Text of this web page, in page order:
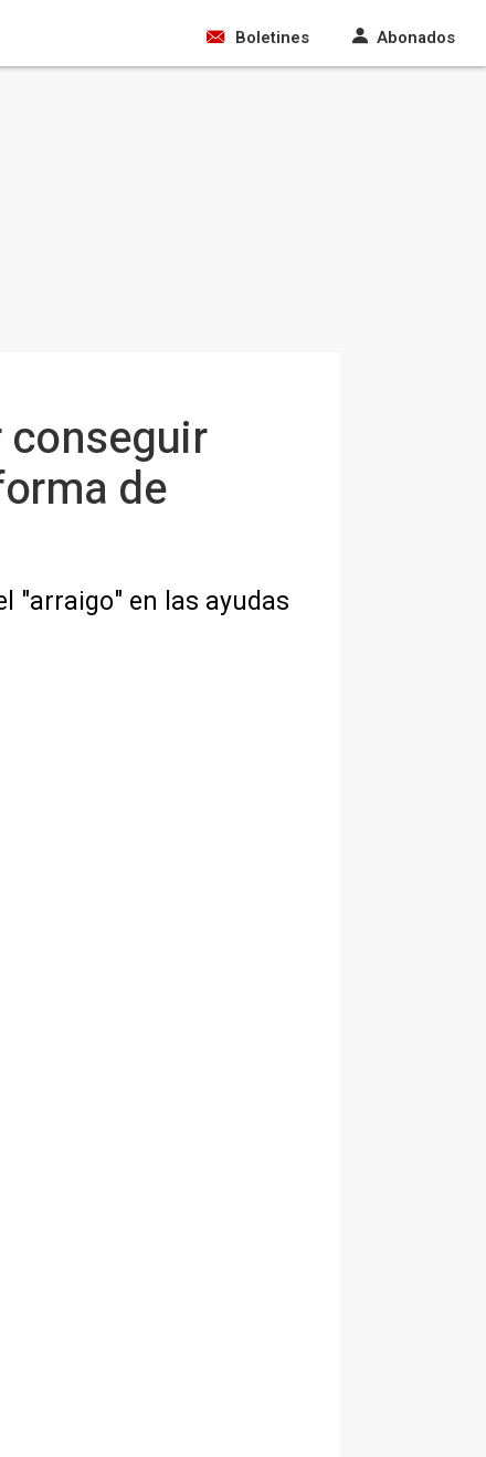
Boletines Abonados
de
"arraigo" en las ayudas